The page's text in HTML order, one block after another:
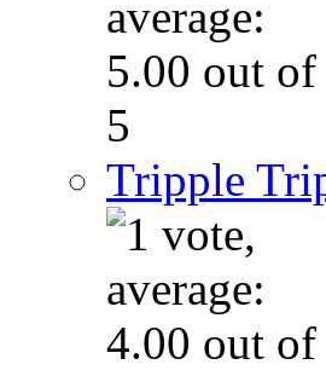
Tripple